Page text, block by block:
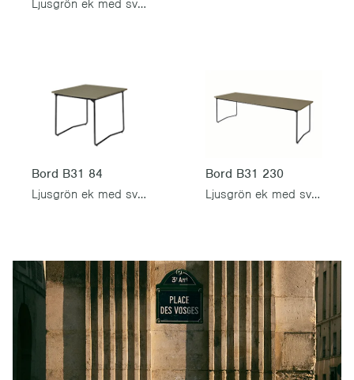
Ljusgrön ek med svart stativ
Bord B31 84
Ljusgrön ek med svart stativ
Bord B31 230
Ljusgrön ek med svart stativ